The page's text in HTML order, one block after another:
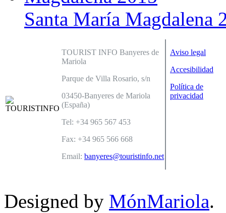
Santa María Magdalena
TOURIST INFO Banyeres de
Mariola
Parque de Villa Rosario, s/n
03450-Banyeres de Mariola
(España)
Tel: +34 965 567 453
Fax: +34 965 566 668
Email: banyeres@touristinfo.net
Aviso legal
Accesibilidad
Política de
privacidad
Designed by MónMariola.